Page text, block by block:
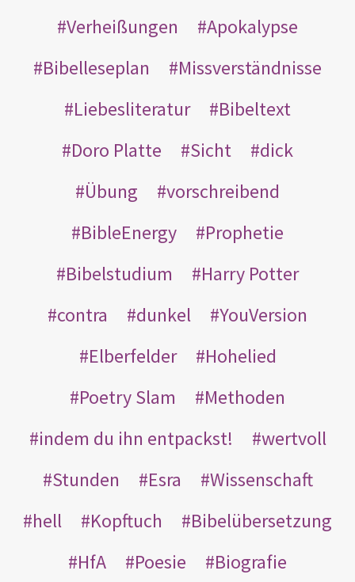
Verheißungen
Apokalypse
Bibelleseplan
Missverständnisse
Liebesliteratur
Bibeltext
Doro Platte
Sicht
dick
Übung
vorschreibend
BibleEnergy
Prophetie
Bibelstudium
Harry Potter
contra
dunkel
YouVersion
Elberfelder
Hohelied
Poetry Slam
Methoden
indem du ihn entpackst!
wertvoll
Stunden
Esra
Wissenschaft
hell
Kopftuch
Bibelübersetzung
HfA
Poesie
Biografie